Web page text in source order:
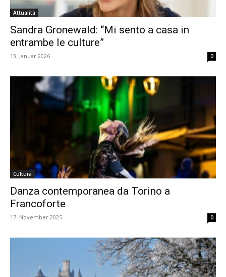
Attualità
Sandra Gronewald: “Mi sento a casa in
entrambe le culture”
13. Januar 2026 0
Cultura
Danza contemporanea da Torino a
Francoforte
17. November 2025 0